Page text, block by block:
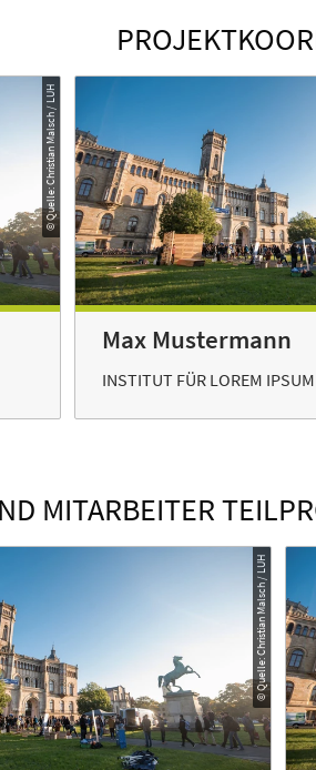
© Quelle: Christian Malsch / LUH
Max Mustermann
INSTITUT FÜR LOREM IPSUM
MITARBEITER
© Quelle: Christian Malsch / LUH